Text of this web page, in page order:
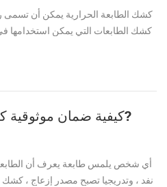
كشك الطابعة الحرارية يمكن أن تسمى
كشك الطابعات التي يمكن استخدامها
كيفية ضمان موثوقية كشك الطابعات الحرارية?
أي شخص يلمس طابعة يعرف أن الطابعة
نفد ، وتدريجيا تصبح مصدر إزعاج ، كشك